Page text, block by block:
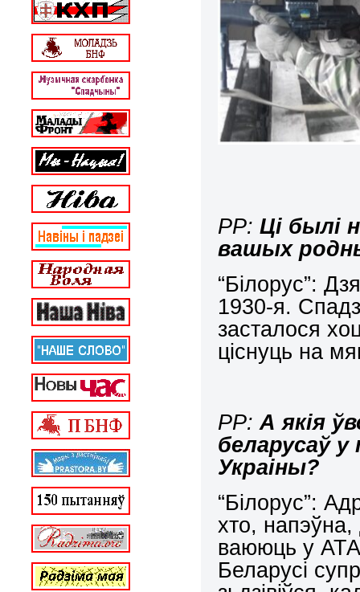
РР: Ці былі
вашых
“Білорус”:
1930-я.
засталося
ціснуць на
РР: А якія
беларусаў
Украіны?
“Білорус”:
хто,
ваююць у
Беларусі